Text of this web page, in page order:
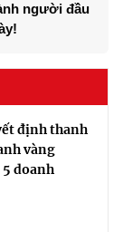
người đầu
định thanh
vàng
doanh